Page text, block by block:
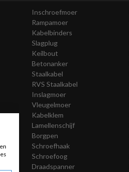
Inschroefmoer
Rampamoer
Kabelbinders
Slagplug
Keilbout
Betonanker
Staalkabel
RVS Staalkabel
Inslagmoer
Vleugelmoer
Kabelklem
Lamellenschijf
Borgpen
Schroefhaak
Schroefoog
Draadspanner